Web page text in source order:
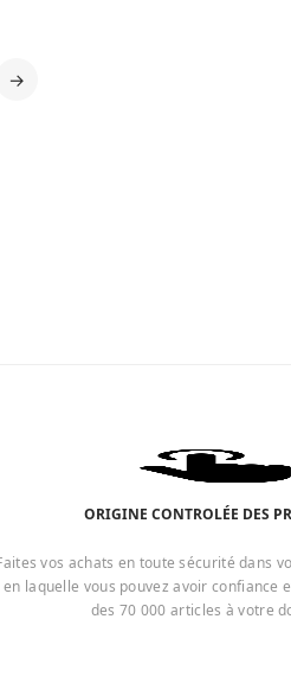
→
ORIGINE CONTROLÉE DES
vos achats en toute sécurité dans
en laquelle vous pouvez avoir confiance
des 70 000 articles à votre